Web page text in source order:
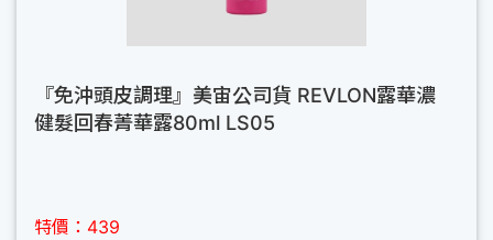
『免沖頭皮調理』美宙公司貨 REVLON露華濃
健髮回春菁華露80ml LS05
特價：439